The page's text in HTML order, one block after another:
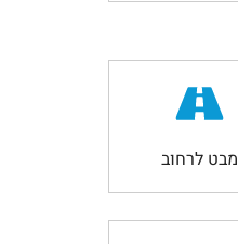
מבט לרחוב